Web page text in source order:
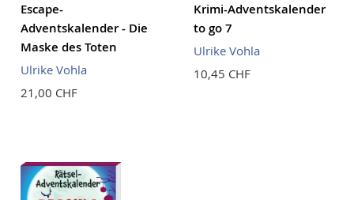
Escape-
Adventskalender - Die
Maske des Toten
Ulrike Vohla
21,00 CHF
Krimi-Adventskalender
to go 7
Ulrike Vohla
10,45 CHF